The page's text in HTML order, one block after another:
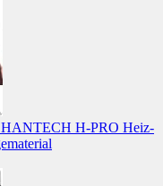
HANTECH H-PRO Heiz-